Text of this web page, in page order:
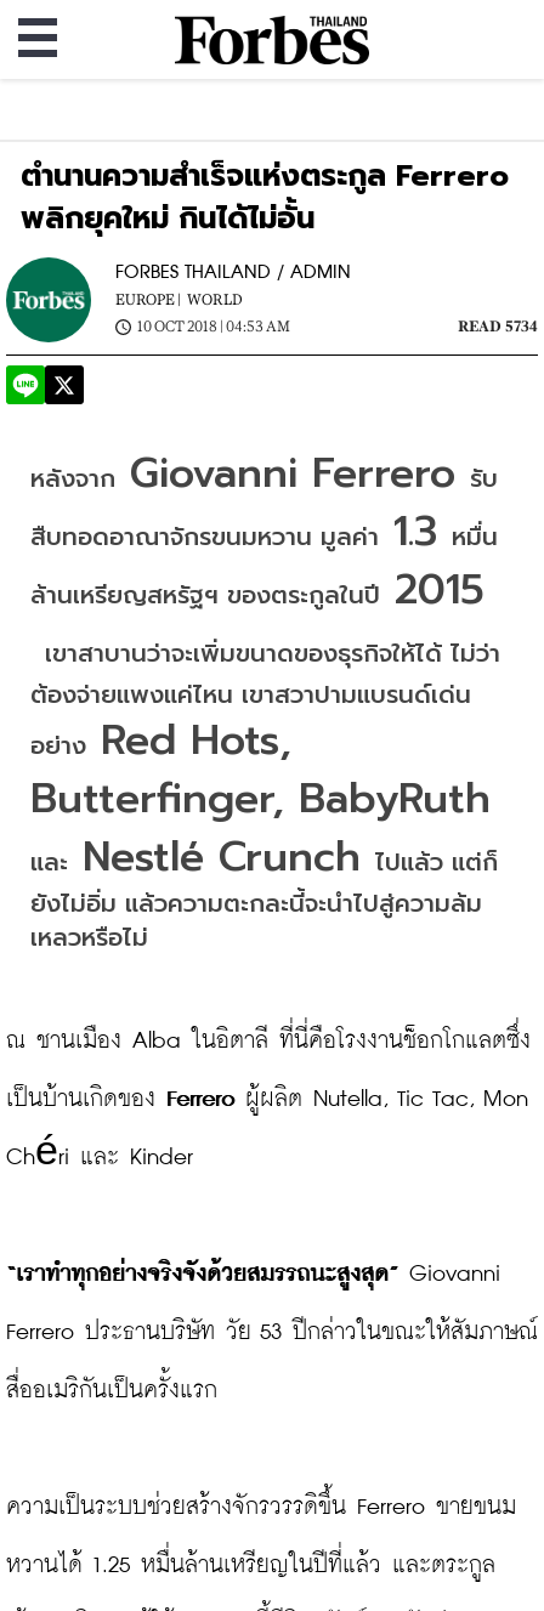
ตำนานความสำเร็จแห่งตระกูล Ferrero
พลิกยุคใหม่ กินได้ไม่อั้น
FORBES THAILAND / ADMIN
EUROPE |
WORLD
10 OCT 2018 | 04:53 AM
READ 5734
หลังจาก Giovanni Ferrero รับ
สืบทอดอาณาจักรขนมหวาน มูลค่า 1.3 หมื่น
ล้านเหรียญสหรัฐฯ ของตระกูลในปี 2015
เขาสาบานว่าจะเพิ่มขนาดของธุรกิจให้ได้ ไม่ว่า
ต้องจ่ายแพงแค่ไหน เขาสวาปามแบรนด์เด่น
อย่าง Red Hots,
และ Nestlé Crunch ไปแล้ว แต่ก็
ยังไม่อิ่ม แล้วความตะกละนี้จะนำไปสู่ความล้ม
เหลวหรือไม่
ณ ชานเมือง Alba ในอิตาลี ที่นี่คือโรงงานช็อกโกแลตซึ่ง
เป็นบ้านเกิดของ Ferrero ผู้ผลิต Nutella, Tic Tac, Mon
Chéri และ Kinder
“เราทำทุกอย่างจริงจังด้วยสมรรถนะสูงสุด” Giovanni
Ferrero ประธานบริษัท วัย 53 ปีกล่าวในขณะให้สัมภาษณ์
สื่ออเมริกันเป็นครั้งแรก
ความเป็นระบบช่วยสร้างจักรวรรดิขึ้น Ferrero ขายขนม
หวานได้ 1.25 หมื่นล้านเหรียญในปีที่แล้ว และตระกูล